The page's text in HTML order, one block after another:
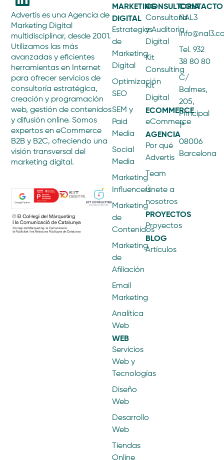
Advertis es una Agencia de
Marketing Digital
multidisciplinar, desde 2001.
Utilizamos las más
avanzadas y eficientes
herramientas en Internet
para ofrecer servicios de
consultoría estratégica,
creación y programación
web, gestión de contenidos
y difusión online. Somos
expertos en eCommerce
B2B y B2C, ofreciendo una
visión transversal del
marketing digital.
MARKETING
DIGITAL
Estrategias
de
Marketing
Digital
Optimización
SEO
SEM y
Paid
Media
Social
Media
Marketing
Influencers
Marketing
de
Contenidos
Marketing
de
Afiliación
Email
Marketing
Analítica
Web
WEB
Servicios
Web y
Tecnologías
Diseño
Web
Desarrollo
Web
Tiendas
Online
CONSULTORIA
Consultoría
y Auditoria
Digital
Kit
Consulting
Kit
Digital
ECOMMERCE
eCommerce
AGENCIA
Por qué
Advertis
Team
Únete a
nosotros
PROYECTOS
Proyectos
BLOG
Artículos
CONTACTO
NAL3
Tel. 932
38 80 80
C/
Balmes,
205,
Principal
1ª
08006
Barcelona